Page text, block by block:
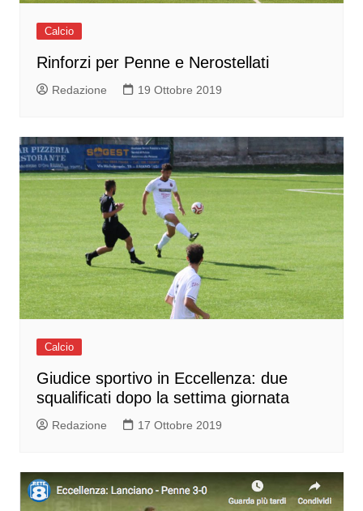
Calcio
Rinforzi per Penne e Nerostellati
Redazione 19 Ottobre 2019
Calcio
Giudice sportivo in Eccellenza: due
squalificati dopo la settima giornata
Redazione 17 Ottobre 2019